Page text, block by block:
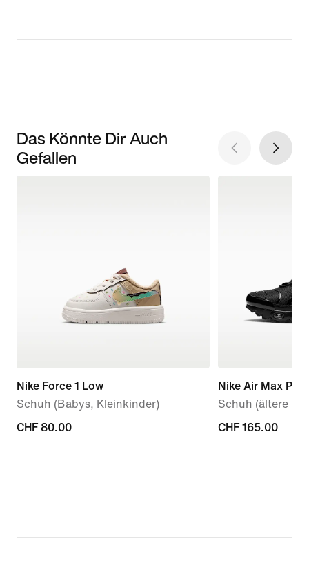
Das Könnte Dir Auch
Gefallen
Nike Force 1 Low
Schuh (Babys, Kleinkinder)
CHF 80.00
CHF 80.00
Nike Air Max Plus
Schuh (ältere
CHF 165.00
CHF 165.00